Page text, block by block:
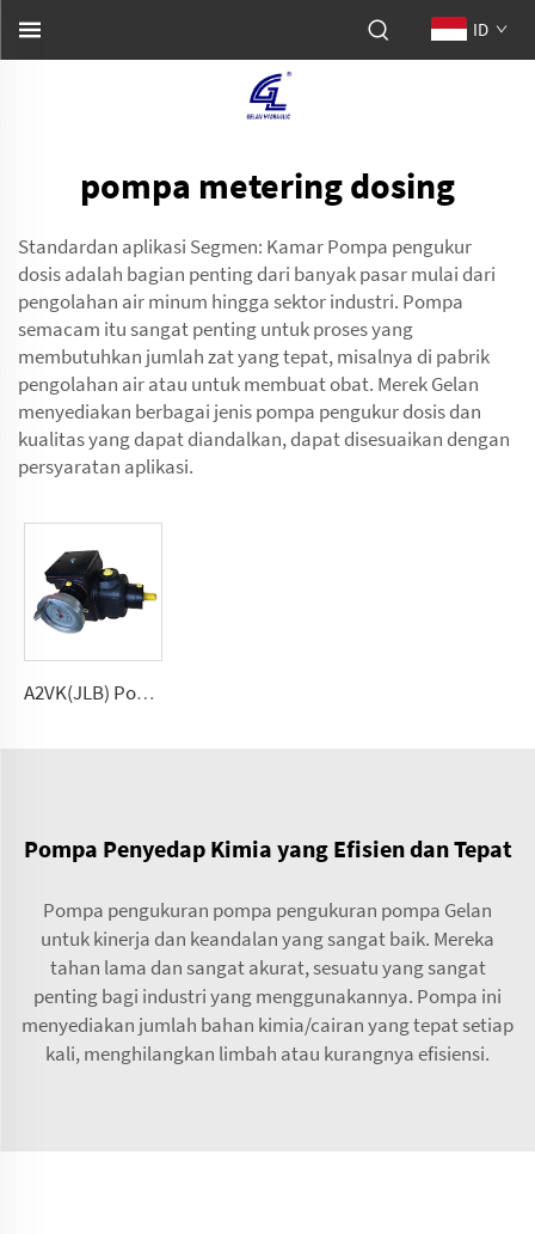
ID
pompa metering dosing
Standardan aplikasi Segmen: Kamar Pompa pengukur
dosis adalah bagian penting dari banyak pasar mulai dari
pengolahan air minum hingga sektor industri. Pompa
semacam itu sangat penting untuk proses yang
membutuhkan jumlah zat yang tepat, misalnya di pabrik
pengolahan air atau untuk membuat obat. Merek Gelan
menyediakan berbagai jenis pompa pengukur dosis dan
kualitas yang dapat diandalkan, dapat disesuaikan dengan
persyaratan aplikasi.
A2VK(JLB) Pompa pengukur tekanan tinggi untuk PU 5, 12, 28, 55, 107, 225(cmᶟ ⁄rev)
Pompa Penyedap Kimia yang Efisien dan Tepat
Pompa pengukuran pompa pengukuran pompa Gelan
untuk kinerja dan keandalan yang sangat baik. Mereka
tahan lama dan sangat akurat, sesuatu yang sangat
penting bagi industri yang menggunakannya. Pompa ini
menyediakan jumlah bahan kimia/cairan yang tepat setiap
kali, menghilangkan limbah atau kurangnya efisiensi.